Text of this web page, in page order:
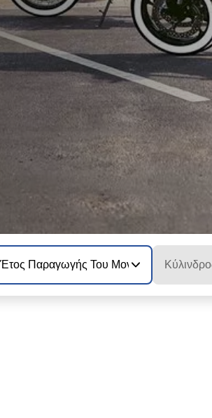
Έτος Παραγωγής Του Μοντέλου